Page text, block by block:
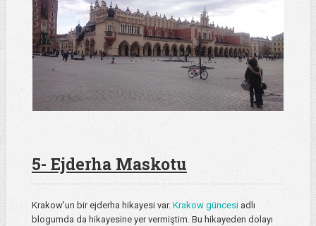
5- Ejderha Maskotu
Krakow'un bir ejderha hikayesi var. Krakow güncesiadlı
blogumda da hikayesine yer vermiştim. Bu hikayeden dolayı